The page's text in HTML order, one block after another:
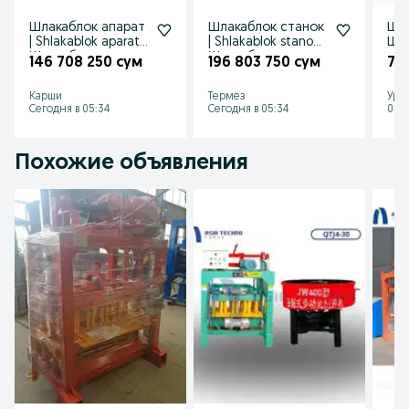
Шлакаблок апарат
| Shlakablok aparat |
Шлакаблок
аппарат QTJ4-28
146 708 250 сум
Карши
Сегодня в 05:34
Шлакаблок станок
| Shlakablok stanok |
Шлакаблок апарат
196 803 750 сум
Термез
Сегодня в 05:34
77
09
Похожие объявления